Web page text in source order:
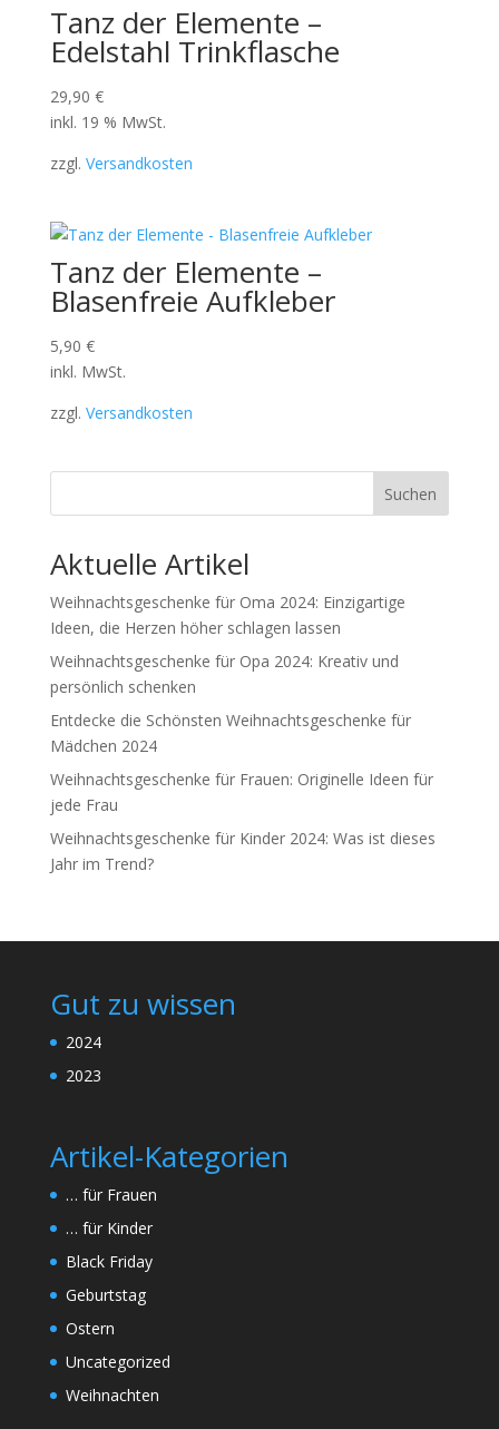
Tanz der Elemente –
Edelstahl Trinkflasche
29,90 €
inkl. 19 % MwSt.
zzgl. Versandkosten
Tanz der Elemente –
Blasenfreie Aufkleber
5,90 €
inkl. MwSt.
zzgl. Versandkosten
Suchen
Aktuelle Artikel
Weihnachtsgeschenke für Oma 2024: Einzigartige
Ideen, die Herzen höher schlagen lassen
Weihnachtsgeschenke für Opa 2024: Kreativ und
persönlich schenken
Entdecke die Schönsten Weihnachtsgeschenke für
Mädchen 2024
Weihnachtsgeschenke für Frauen: Originelle Ideen für
jede Frau
Weihnachtsgeschenke für Kinder 2024: Was ist dieses
Jahr im Trend?
Gut zu wissen
2024
2023
Artikel-Kategorien
… für Frauen
… für Kinder
Black Friday
Geburtstag
Ostern
Uncategorized
Weihnachten